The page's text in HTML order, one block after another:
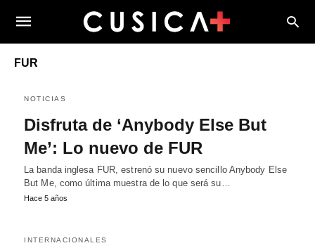
FUR
NOTICIAS
Disfruta de ‘Anybody Else But
Me’: Lo nuevo de FUR
La banda inglesa FUR, estrenó su nuevo sencillo Anybody Else
But Me, como última muestra de lo que será su…
Hace 5 años
INTERNACIONALES